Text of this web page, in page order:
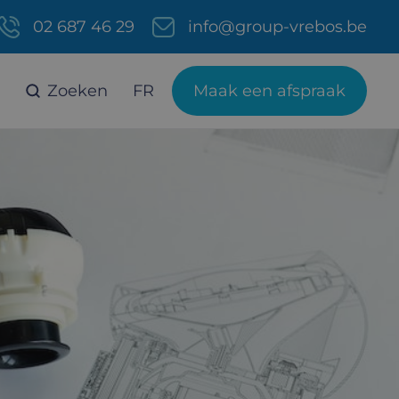
02 687 46 29 info@group-vrebos.be
Zoeken FR Maak een afspraak